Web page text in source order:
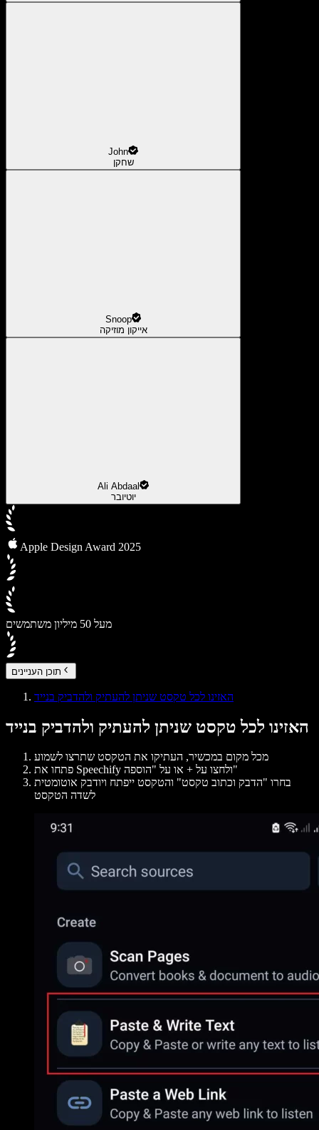
John
שחקן
Snoop
אייקון מוזיקה
Ali Abdaal
יוטיובר
Apple Design Award 2025
מעל 50 מיליון משתמשים
תוכן העניינים
האזינו לכל טקסט שניתן להעתיק ולהדביק בנייד
האזינו לכל טקסט שניתן להעתיק ולהדביק בנייד
מכל מקום במכשיר, העתיקו את הטקסט שתרצו לשמוע
פתחו
את Speechify ולחצו על + או על "הוספה"
בחרו "הדבק וכתוב טקסט" והטקסט ייפתח ויודבק אוטומטית
לשדה הטקסט